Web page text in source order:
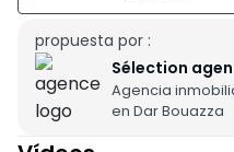
potencial para tu
Esta propiedad en la
baja de una residencia
ofrece una superficie
88 m² bien distribuida en 3
propuesta por :
Sélection
Agencia
en Dar Bouazza